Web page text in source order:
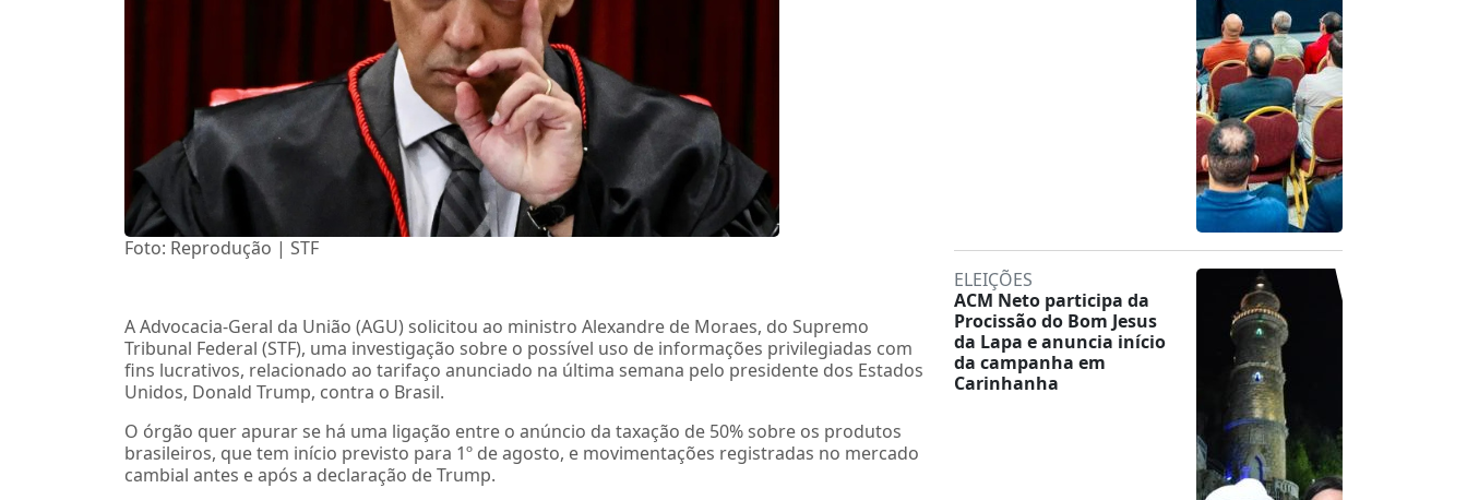
Foto: Reprodução | STF
A Advocacia-Geral da União (AGU) solicitou ao ministro Alexandre de Moraes, do Supremo
Tribunal Federal (STF), uma investigação sobre o possível uso de informações privilegiadas com
fins lucrativos, relacionado ao tarifaço anunciado na última semana pelo presidente dos Estados
Unidos, Donald Trump, contra o Brasil.
O órgão quer apurar se há uma ligação entre o anúncio da taxação de 50% sobre os produtos
brasileiros, que tem início previsto para 1º de agosto, e movimentações registradas no mercado
cambial antes e após a declaração de Trump.
ELEIÇÕES
ACM Neto participa da
Procissão do Bom Jesus
da Lapa e anuncia início
da campanha em
Carinhanha